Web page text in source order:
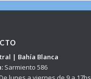
| Bahía Blanca
Sarmiento 586